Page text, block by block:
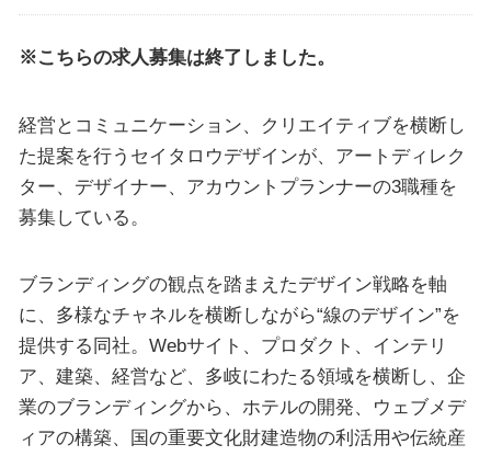
※こちらの求人募集は終了しました。
経営とコミュニケーション、クリエイティブを横断し
た提案を行うセイタロウデザインが、アートディレク
ター、デザイナー、アカウントプランナーの3職種を
募集している。
ブランディングの観点を踏まえたデザイン戦略を軸
に、多様なチャネルを横断しながら“線のデザイン”を
提供する同社。Webサイト、プロダクト、インテリ
ア、建築、経営など、多岐にわたる領域を横断し、企
業のブランディングから、ホテルの開発、ウェブメデ
ィアの構築、国の重要文化財建造物の利活用や伝統産